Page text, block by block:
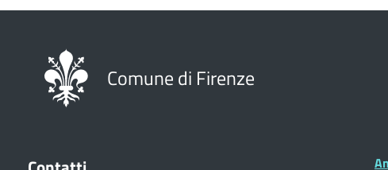
Comune di Firenze